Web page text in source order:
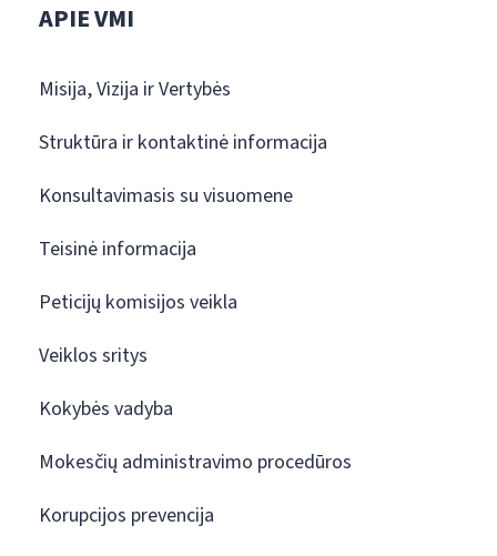
APIE VMI
Misija, Vizija ir Vertybės
Struktūra ir kontaktinė informacija
Konsultavimasis su visuomene
Teisinė informacija
Peticijų komisijos veikla
Veiklos sritys
Kokybės vadyba
Mokesčių administravimo procedūros
Korupcijos prevencija